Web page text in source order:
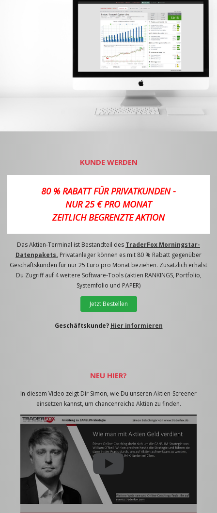
KUNDE WERDEN
80 % RABATT FÜR PRIVATKUNDEN -
NUR 25 € PRO MONAT
ZEITLICH BEGRENZTE AKTION
Das Aktien-Terminal ist Bestandteil des TraderFox Morningstar-
Datenpakets. Privatanleger können es mit 80 % Rabatt gegenüber
Geschäftskunden für nur 25 Euro pro Monat beziehen. Zusätzlich erhälst
Du Zugriff auf 4 weitere Software-Tools (aktien RANKINGS, Portfolio,
Systemfolio und PAPER)
Jetzt Bestellen
Geschäftskunde? Hier informieren
NEU HIER?
In diesem Video zeigt Dir Simon, wie Du unseren Aktien-Screener
einsetzen kannst, um chancenreiche Aktien zu finden.